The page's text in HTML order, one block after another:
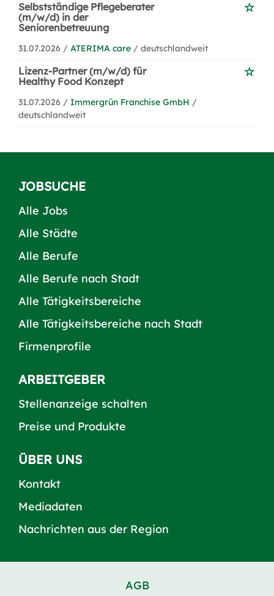
Selbstständige Pflegeberater
(m/w/d) in der
Seniorenbetreuung
31.07.2026 / ATERIMA care / deutschlandweit
Lizenz-Partner (m/w/d) für
Healthy Food Konzept
31.07.2026 / Immergrün Franchise GmbH /
deutschlandweit
JOBSUCHE
Alle Jobs
Alle Städte
Alle Berufe
Alle Berufe nach Stadt
Alle Tätigkeitsbereiche
Alle Tätigkeitsbereiche nach Stadt
Firmenprofile
ARBEITGEBER
Stellenanzeige schalten
Preise und Produkte
ÜBER UNS
Kontakt
Mediadaten
Nachrichten aus der Region
AGB